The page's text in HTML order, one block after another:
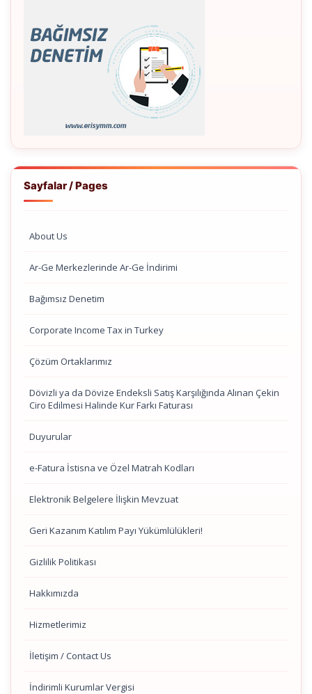
Sayfalar / Pages
About Us
Ar-Ge Merkezlerinde Ar-Ge İndirimi
Bağımsız Denetim
Corporate Income Tax in Turkey
Çözüm Ortaklarımız
Dövizli ya da Dövize Endeksli Satış Karşılığında Alınan Çekin
Ciro Edilmesi Halinde Kur Farkı Faturası
Duyurular
e-Fatura İstisna ve Özel Matrah Kodları
Elektronik Belgelere İlişkin Mevzuat
Geri Kazanım Katılım Payı Yükümlülükleri!
Gizlilik Politikası
Hakkımızda
Hizmetlerimiz
İletişim / Contact Us
İndirimli Kurumlar Vergisi